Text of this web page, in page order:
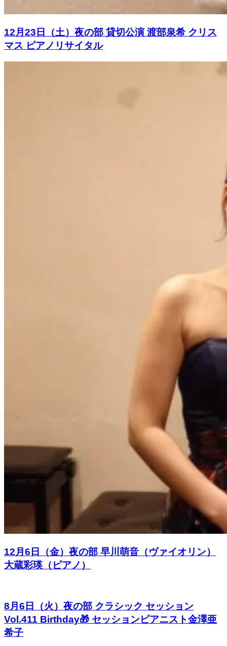
12月23日（土）夜の部 貸切公演 渡部泉希 クリス
マス ピアノリサイタル
12月6日（金）夜の部 早川萌音（ヴァイオリン）
大蔵彩瑛（ピアノ）
8月6日（火）夜の部 クラシック セッション
Vol.411 Birthday🎁 セッションピアニスト金澤亜
希子